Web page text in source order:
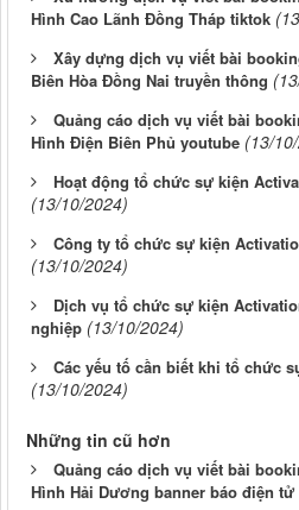
Hình Cao Lãnh Đồng Tháp tiktok
Xây dựng dịch vụ viết bài
Biên Hòa Đồng Nai truyền thông
Quảng cáo dịch vụ viết bài
Hình Điện Biên Phủ youtube (13/
Hoạt động tổ chức sự kiện
(13/10/2024)
Công ty tổ chức sự kiện
(13/10/2024)
Dịch vụ tổ chức sự kiện
nghiệp (13/10/2024)
Các yếu tố cần biết khi tổ chức
(13/10/2024)
Những tin cũ hơn
Quảng cáo dịch vụ viết bài
Hình Hải Dương banner báo điện tử